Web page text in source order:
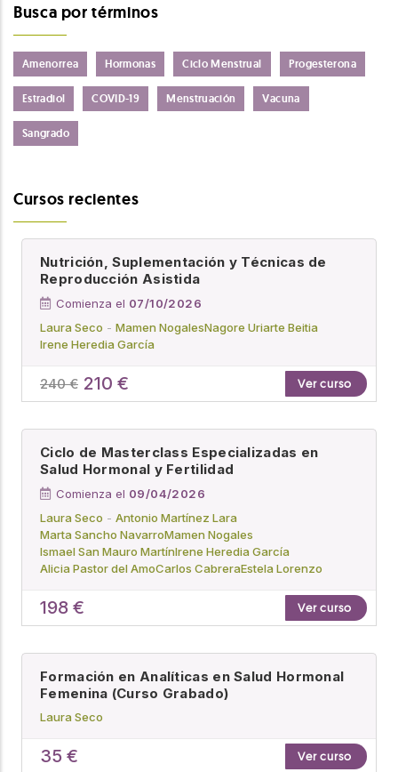
Busca por términos
Amenorrea Hormonas Ciclo Menstrual Progesterona
Estradiol COVID-19 Menstruación Vacuna
Sangrado
Cursos recientes
Nutrición, Suplementación y Técnicas de
Reproducción Asistida
Comienza el 07/10/2026
Laura Seco
Mamen NogalesNagore Uriarte Beitia
Irene Heredia García
240 € 210 € Ver curso
Ciclo de Masterclass Especializadas en
Salud Hormonal y Fertilidad
Comienza el 09/04/2026
Laura Seco
Antonio Martínez Lara
Marta Sancho NavarroMamen Nogales
Ismael San Mauro MartínIrene Heredia García
Alicia Pastor del AmoCarlos CabreraEstela Lorenzo
198 € Ver curso
Formación en Analíticas en Salud Hormonal
Femenina (Curso Grabado)
Laura Seco
35 € Ver curso